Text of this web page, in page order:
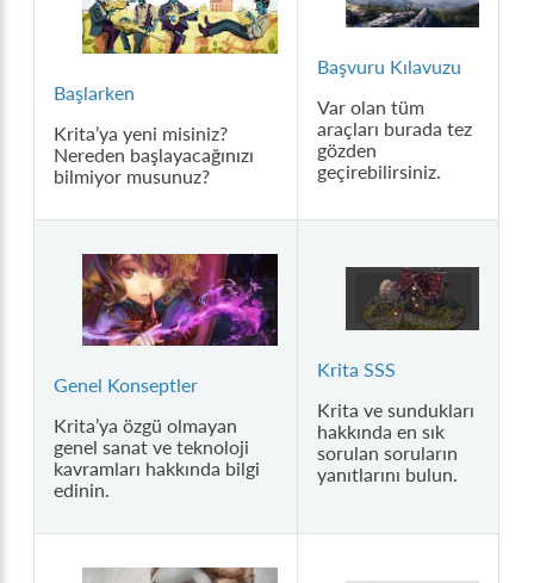
Başlarken
Krita’ya yeni misiniz?
Nereden başlayacağınızı
bilmiyor musunuz?
Başvuru Kılavuzu
Var olan tüm
araçları burada tez
gözden
geçirebilirsiniz.
Genel Konseptler
Krita’ya özgü olmayan
genel sanat ve teknoloji
kavramları hakkında bilgi
edinin.
Krita SSS
Krita ve sundukları
hakkında en sık
sorulan soruların
yanıtlarını bulun.